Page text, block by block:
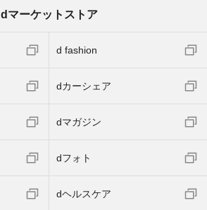
dマーケットストア
d fashion
dカーシェア
dマガジン
dフォト
dヘルスケア